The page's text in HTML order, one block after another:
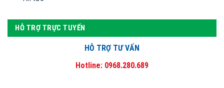
HỖ TRỢ TRỰC TUYẾN
HỖ TRỢ TƯ VẤN
Hotline: 0968.280.689